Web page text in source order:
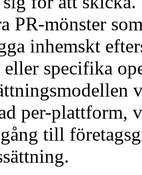
PR-mönster
inhemskt
specifika
per-plattform,
till